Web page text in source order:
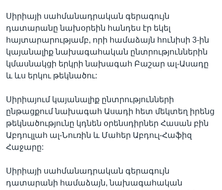
Սիրիայի սահմանադրական գերագույն
դատարանը նախօրեին հանդես էր եկել
հայտարարությամբ, որի համաձայն հունիսի 3-ին
կայանալիք նախագահական ընտրություններին
կմասնակցի երկրի նախագահ Բաշար ալ-Ասադը
և ևս երկու թեկնածու:
Սիրիայում կայանալիք ընտրությունների
ընթացքում նախագահ Ասադի հետ մեկտեղ իրենց
թեկնածությունը կդնեն օրենսդիրներ Հասան բին
Աբդուլլահ ալ-Նուռին և Մահեր Աբդուլ-Հաֆիզ
Հաջարը:
Սիրիայի սահմանադրական գերագույն
դատարանի համաձայն, նախագահական